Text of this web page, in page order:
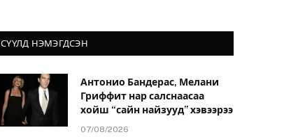
СҮҮЛД НЭМЭГДСЭН
Антонио Бандерас, Мелани
Гриффит нар салснаасаа
хойш “сайн найзууд” хэвээрээ
07/08/2026